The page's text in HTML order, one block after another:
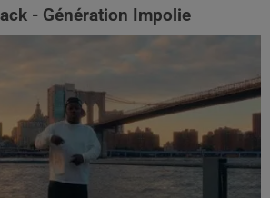
- Génération Impolie